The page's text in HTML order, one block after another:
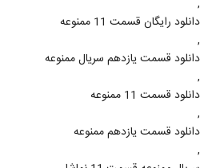
,
دانلود رایگان قسمت 11 ممنوعه
,
دانلود قسمت یازدهم سریال ممنوعه
,
دانلود قسمت 11 ممنوعه
,
دانلود قسمت یازدهم ممنوعه
,